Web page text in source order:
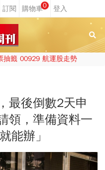
0
抽籤 00929 航運股走勢
最後倒數2天申
領，準備資料一
能辦」